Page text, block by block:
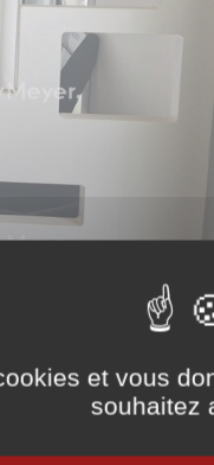
et vous
souhaitez